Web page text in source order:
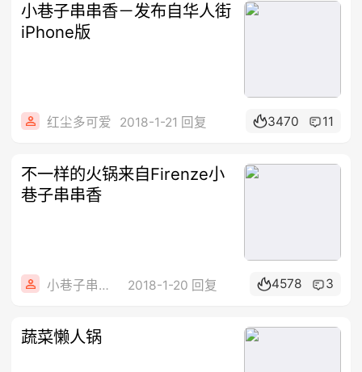
小巷子串串香－发布自华人街
iPhone版
红尘多可爱 2018-1-21 回复 3470 11
不一样的火锅来自Firenze小
巷子串串香
小巷子串串香 2018-1-20 回复 4578 3
蔬菜懒人锅